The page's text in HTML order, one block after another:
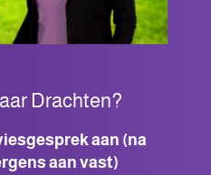
Drachten?
aan (na
aan vast)